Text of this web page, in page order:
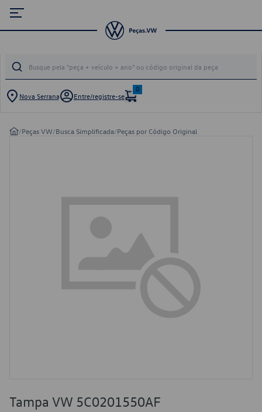
Nova Serrana Entre/registre-se
0
/Peças VW/Busca Simplificada/Peças por Código Original
Tampa VW 5C0201550AF